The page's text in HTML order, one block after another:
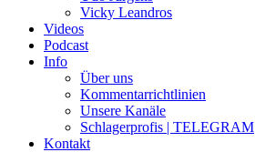
Vicky Leandros
Videos
Podcast
Info
Über uns
Kommentarrichtlinien
Unsere Kanäle
Schlagerprofis | TELEGRAM
Kontakt